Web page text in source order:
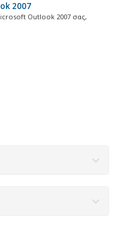
2007
Outlook 2007 σας,